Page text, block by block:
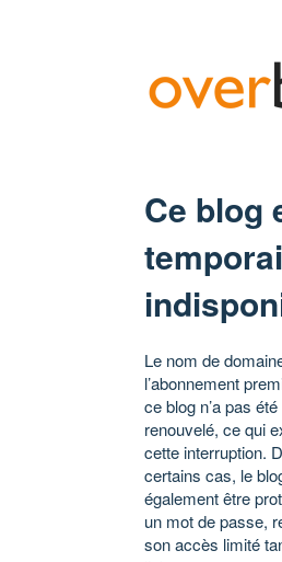
Ce blog
Le nom de
l’abonnement
ce blog n’a pas été
renouvelé, ce qui
cette interruption.
certains cas, le
également être
un mot de passe,
son accès limité